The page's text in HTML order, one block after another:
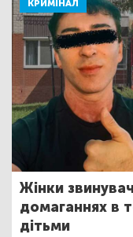
КРИМІНАЛ
Жінки
домаганнях в
дітьми